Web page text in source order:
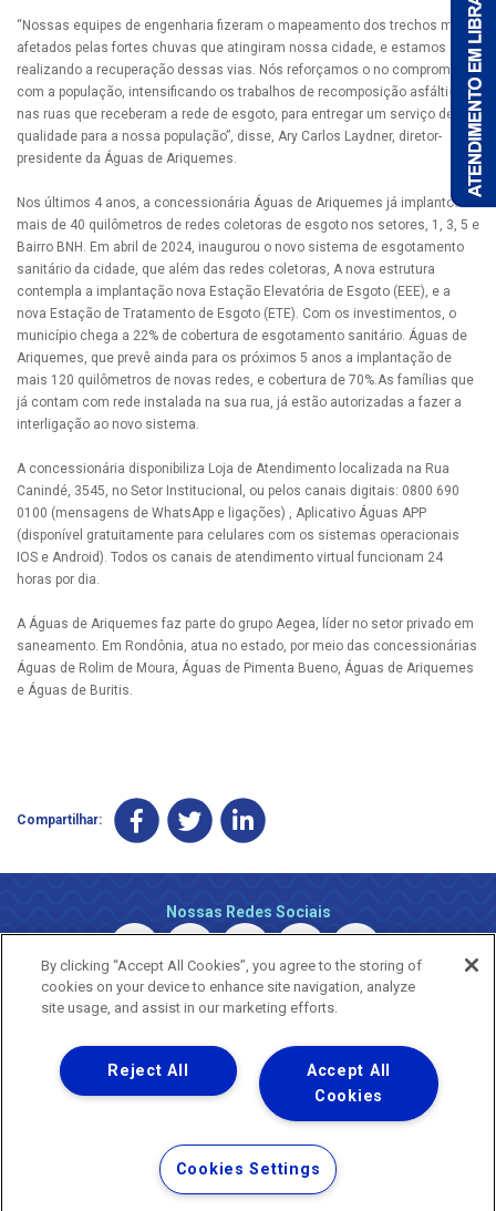
“Nossas equipes de engenharia fizeram o mapeamento dos trechos mais
afetados pelas fortes chuvas que atingiram nossa cidade, e estamos
realizando a recuperação dessas vias. Nós reforçamos o no compromisso
com a população, intensificando os trabalhos de recomposição asfáltica
nas ruas que receberam a rede de esgoto, para entregar um serviço de
qualidade para a nossa população”, disse, Ary Carlos Laydner, diretor-
presidente da Águas de Ariquemes.
Nos últimos 4 anos, a concessionária Águas de Ariquemes já implantou
mais de 40 quilômetros de redes coletoras de esgoto nos setores, 1, 3, 5 e
Bairro BNH. Em abril de 2024, inaugurou o novo sistema de esgotamento
sanitário da cidade, que além das redes coletoras, A nova estrutura
contempla a implantação nova Estação Elevatória de Esgoto (EEE), e a
nova Estação de Tratamento de Esgoto (ETE). Com os investimentos, o
município chega a 22% de cobertura de esgotamento sanitário. Águas de
Ariquemes, que prevê ainda para os próximos 5 anos a implantação de
mais 120 quilômetros de novas redes, e cobertura de 70%.As famílias que
já contam com rede instalada na sua rua, já estão autorizadas a fazer a
interligação ao novo sistema.
A concessionária disponibiliza Loja de Atendimento localizada na Rua
Canindé, 3545, no Setor Institucional, ou pelos canais digitais: 0800 690
0100 (mensagens de WhatsApp e ligações) , Aplicativo Águas APP
(disponível gratuitamente para celulares com os sistemas operacionais
IOS e Android). Todos os canais de atendimento virtual funcionam 24
horas por dia.
A Águas de Ariquemes faz parte do grupo Aegea, líder no setor privado em
saneamento. Em Rondônia, atua no estado, por meio das concessionárias
Águas de Rolim de Moura, Águas de Pimenta Bueno, Águas de Ariquemes
e Águas de Buritis.
Compartilhar:
Nossas Redes Sociais
Copyright © 2026 - Todos os Direitos Reservados.
Nossa natureza movimenta a vida
Termos Gerais de Uso de Sites e Aplicativos
Política de Privacidade e Proteção de Dados
By clicking “Accept All Cookies”, you agree to the storing of
cookies on your device to enhance site navigation, analyze
site usage, and assist in our marketing efforts.
Accept All
Cookies
Reject All
Cookies Settings